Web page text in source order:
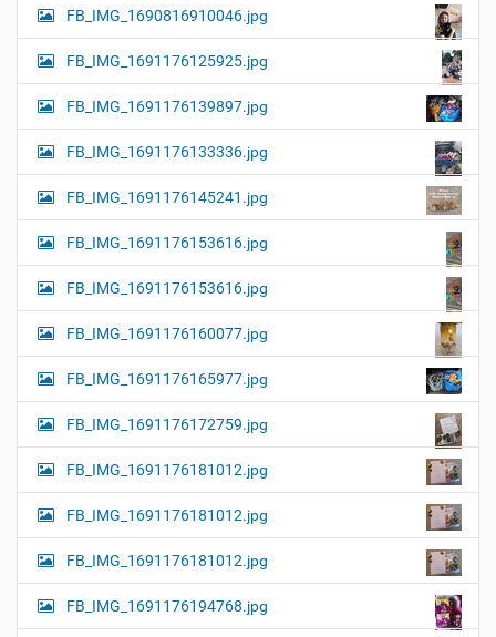
FB_IMG_1690816910046.jpg
FB_IMG_1691176125925.jpg
FB_IMG_1691176139897.jpg
FB_IMG_1691176133336.jpg
FB_IMG_1691176145241.jpg
FB_IMG_1691176153616.jpg
FB_IMG_1691176153616.jpg
FB_IMG_1691176160077.jpg
FB_IMG_1691176165977.jpg
FB_IMG_1691176172759.jpg
FB_IMG_1691176181012.jpg
FB_IMG_1691176181012.jpg
FB_IMG_1691176181012.jpg
FB_IMG_1691176194768.jpg